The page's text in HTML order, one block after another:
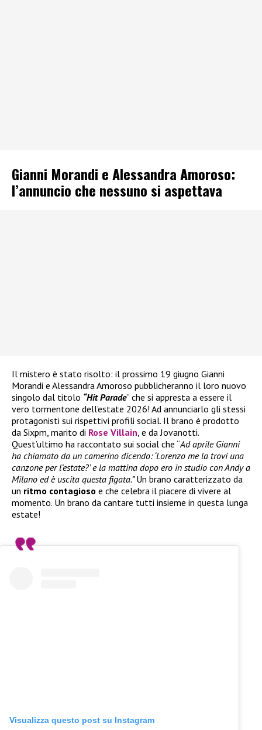
Gianni Morandi e Alessandra Amoroso:
l’annuncio che nessuno si aspettava
Il mistero è stato risolto: il prossimo 19 giugno Gianni
Morandi e Alessandra Amoroso pubblicheranno il loro nuovo
singolo dal titolo “Hit Parade” che si appresta a essere il
vero tormentone dell’estate 2026! Ad annunciarlo gli stessi
protagonisti sui rispettivi profili social. Il brano è prodotto
da Sixpm, marito di Rose Villain, e da Jovanotti.
Quest’ultimo ha raccontato sui social che “Ad aprile Gianni
ha chiamato da un camerino dicendo: ‘Lorenzo me la trovi una
canzone per l’estate?’ e la mattina dopo ero in studio con Andy a
Milano ed è uscita questa figata.”Un brano caratterizzato da
un ritmo contagioso e che celebra il piacere di vivere al
momento. Un brano da cantare tutti insieme in questa lunga
estate!
Visualizza questo post su Instagram